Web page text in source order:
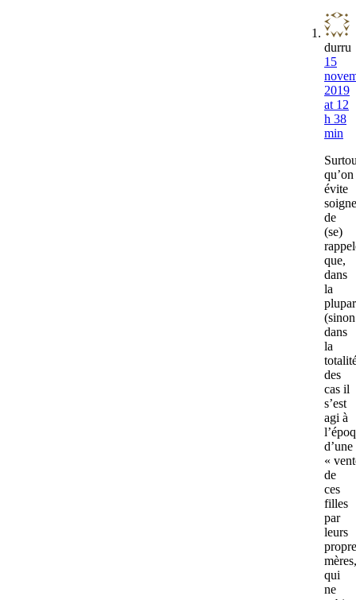
durru
15
2019
at 12
h 38
min
qu’on
évite
de
(se)
que,
dans
la
(sinon
dans
la
des
cas il
s’est
agi à
d’une
«
de
ces
filles
par
leurs
mères,
qui
ne